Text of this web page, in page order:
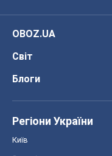
OBOZ.UA
Світ
Блоги
Регіони України
Київ